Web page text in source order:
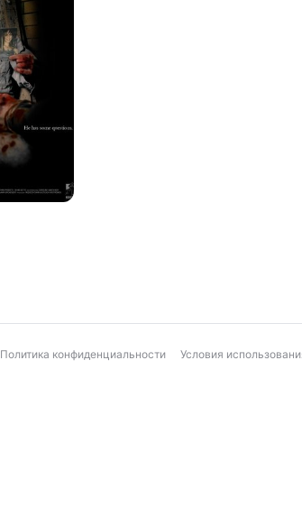
Политика конфиденциальности Условия